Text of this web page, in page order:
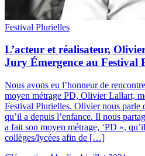
Festival Plurielles
L’acteur et réalisateur,
Jury Émergence au Festival
Nous avons eu l’honneur de
moyen métrage PD, Olivier Lallart,
Festival Plurielles. Olivier nous parle
qu’il a depuis l’enfance. Il nous
a fait son moyen métrage, ‘PD »,
collèges/lycées afin de […]